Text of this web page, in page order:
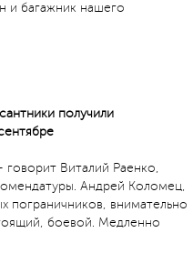
и багажник нашего
получили
Виталий Раенко,
Андрей Коломец,
пограничников, внимательно
боевой. Медленно